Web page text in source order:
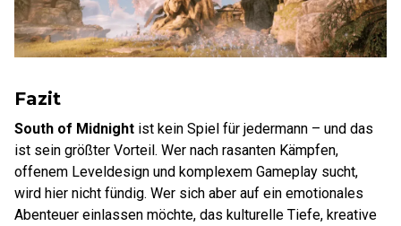
Fazit
South of Midnight ist kein Spiel für jedermann – und das
ist sein größter Vorteil. Wer nach rasanten Kämpfen,
offenem Leveldesign und komplexem Gameplay sucht,
wird hier nicht fündig. Wer sich aber auf ein emotionales
Abenteuer einlassen möchte, das kulturelle Tiefe, kreative